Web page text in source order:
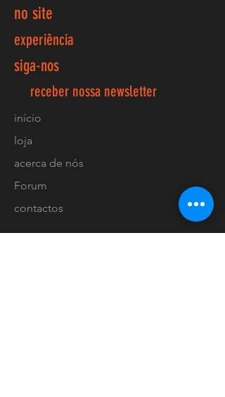
no site
experiência
siga-nos
receber nossa newsletter
início
loja
acerca de nós
Forum
contactos